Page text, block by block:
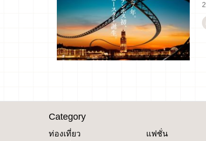
Category
ท่องเที่ยว
แฟชั่น